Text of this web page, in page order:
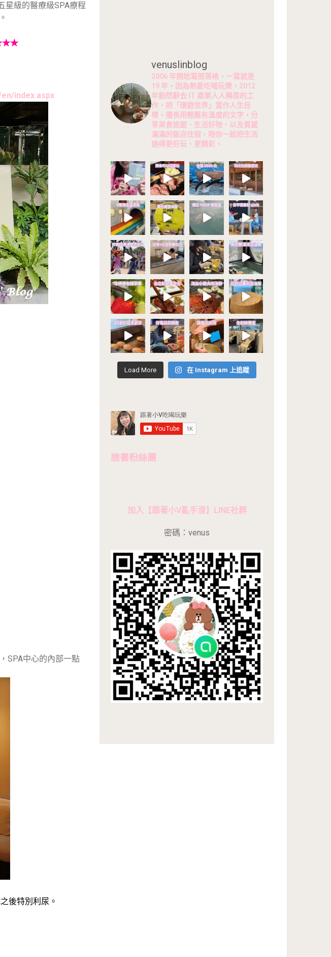
星級的醫療級SPA療程
index.aspx
SPA中心的內部一點
後特別利尿。
venuslinblog
2006 年開始寫部落格，一寫就是
19 年。因為熱愛吃喝玩樂，2012
年毅然辭去 IT 產業人人稱羨的工
作，把「環遊世界」當作人生目
標。擅長用輕鬆有溫度的文字，分
享美食旅遊、生活好物，以及質感
滿滿的飯店住宿，陪你一起把生活
過得更好玩、更精彩。
Load More 在 Instagram 上追蹤
臉書粉絲團
加入【跟著小V亂手滑】LINE社群
密碼：venus